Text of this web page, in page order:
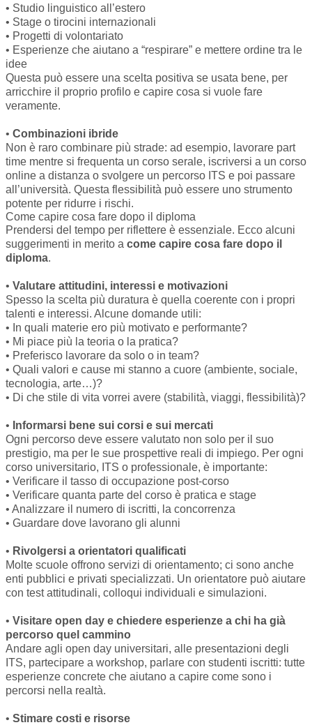
• Studio linguistico all’estero
• Stage o tirocini internazionali
• Progetti di volontariato
• Esperienze che aiutano a “respirare” e mettere ordine tra le
idee
Questa può essere una scelta positiva se usata bene, per
arricchire il proprio profilo e capire cosa si vuole fare
veramente.
• Combinazioni ibride
Non è raro combinare più strade: ad esempio, lavorare part
time mentre si frequenta un corso serale, iscriversi a un corso
online a distanza o svolgere un percorso ITS e poi passare
all’università. Questa flessibilità può essere uno strumento
potente per ridurre i rischi.
Come capire cosa fare dopo il diploma
Prendersi del tempo per riflettere è essenziale. Ecco alcuni
suggerimenti in merito a come capire cosa fare dopo il
diploma.
• Valutare attitudini, interessi e motivazioni
Spesso la scelta più duratura è quella coerente con i propri
talenti e interessi. Alcune domande utili:
• In quali materie ero più motivato e performante?
• Mi piace più la teoria o la pratica?
• Preferisco lavorare da solo o in team?
• Quali valori e cause mi stanno a cuore (ambiente, sociale,
tecnologia, arte…)?
• Di che stile di vita vorrei avere (stabilità, viaggi, flessibilità)?
• Informarsi bene sui corsi e sui mercati
Ogni percorso deve essere valutato non solo per il suo
prestigio, ma per le sue prospettive reali di impiego. Per ogni
corso universitario, ITS o professionale, è importante:
• Verificare il tasso di occupazione post-corso
• Verificare quanta parte del corso è pratica e stage
• Analizzare il numero di iscritti, la concorrenza
• Guardare dove lavorano gli alunni
• Rivolgersi a orientatori qualificati
Molte scuole offrono servizi di orientamento; ci sono anche
enti pubblici e privati specializzati. Un orientatore può aiutare
con test attitudinali, colloqui individuali e simulazioni.
• Visitare open day e chiedere esperienze a chi ha già
percorso quel cammino
Andare agli open day universitari, alle presentazioni degli
ITS, partecipare a workshop, parlare con studenti iscritti: tutte
esperienze concrete che aiutano a capire come sono i
percorsi nella realtà.
• Stimare costi e risorse